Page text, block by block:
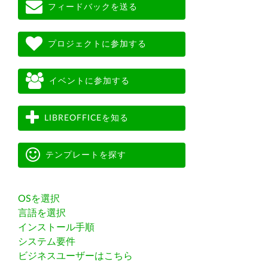
フィードバックを送る
プロジェクトに参加する
イベントに参加する
LIBREOFFICEを知る
テンプレートを探す
OSを選択
言語を選択
インストール手順
システム要件
ビジネスユーザーはこちら